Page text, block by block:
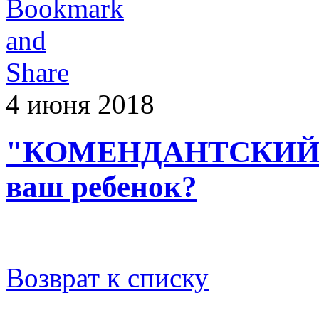
4 июня 2018
"КОМЕНДАНТСКИЙ
ваш ребенок?
Возврат к списку